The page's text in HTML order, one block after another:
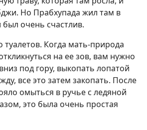
Но Прабхупада жил там в
очень счастлив.
туалетов. Когда мать-природа
на ее зов, вам нужно
под гору, выкопать лопатой
все это затем закопать. После
омыться в ручье с ледяной
это была очень простая